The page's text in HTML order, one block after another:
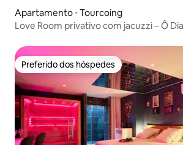
Apartamento ⋅ Tourcoing
Love Room privativo com jacuzzi – Ô
Preferido dos hóspedes
Preferido dos hóspedes